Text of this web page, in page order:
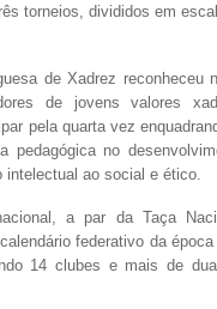
torneios, divididos em
de Xadrez reconheceu
de jovens valores
pela quarta vez
pedagógica no
ao social e ético.
a par da Taça
federativo da
14 clubes e mais de